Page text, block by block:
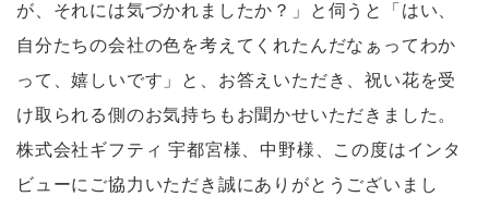
が、それには気づかれましたか？」と伺うと「はい、
自分たちの会社の色を考えてくれたんだなぁってわか
って、嬉しいです」と、お答えいただき、祝い花を受
け取られる側のお気持ちもお聞かせいただきました。
株式会社ギフティ 宇都宮様、中野様、この度はインタ
ビューにご協力いただき誠にありがとうございまし